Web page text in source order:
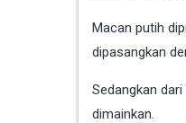
Macan putih
dipasangkan
Sedangkan
dimainkan.